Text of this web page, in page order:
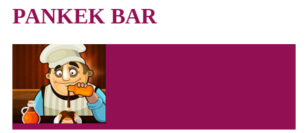
PANKEK BAR